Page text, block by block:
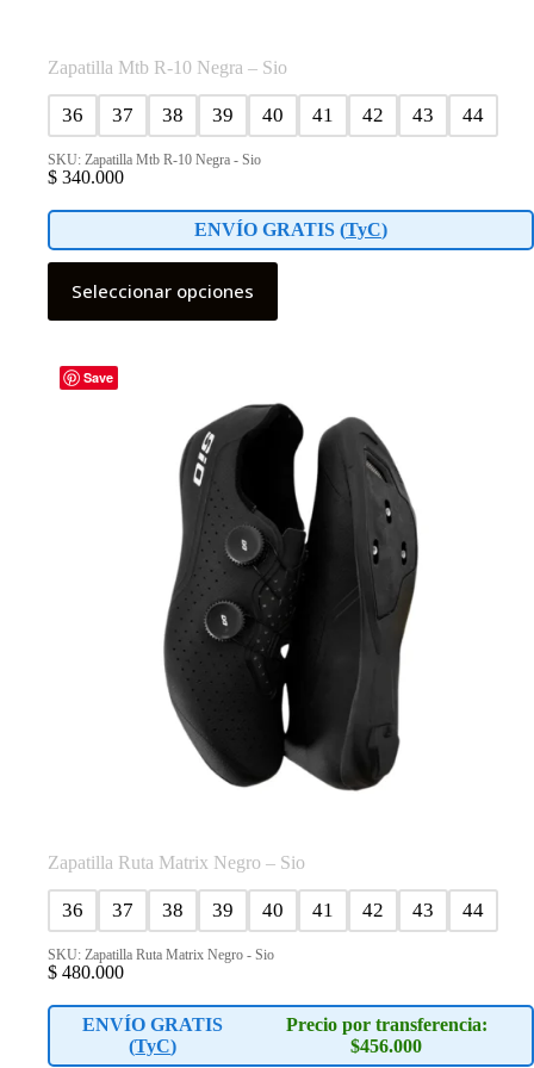
Zapatilla Mtb R-10 Negra – Sio
36 37 38 39 40 41 42 43 44
SKU: Zapatilla Mtb R-10 Negra - Sio
$ 340.000
ENVÍO GRATIS (TyC)
Seleccionar opciones
Este
producto
tiene
Las Save
Zapatilla Ruta Matrix Negro – Sio
36 37 38 39 40 41 42 43 44
SKU: Zapatilla Ruta Matrix Negro - Sio
$ 480.000
ENVÍO GRATIS
(TyC)
Precio por transferencia:
$456.000